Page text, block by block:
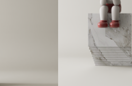
记住登录